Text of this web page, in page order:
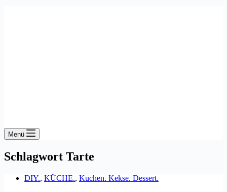
Menü
Schlagwort Tarte
DIY., KÜCHE., Kuchen. Kekse. Dessert.